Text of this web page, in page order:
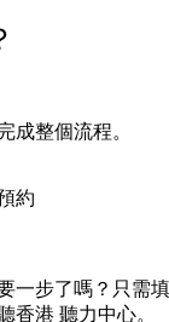
成整個流程。
約
一步了嗎？只需
香港 聽力中心。